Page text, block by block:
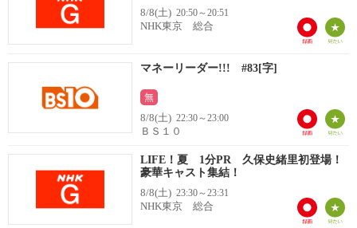
8/8(土) 20:50～20:51
NHK東京 総合
マネーリーダー!!! #83[字]
無
8/8(土) 22:30～23:00
ＢＳ１０
LIFE！夏 1分PR 久保史緒里初登場！
豪華キャスト集結！
8/8(土) 23:30～23:31
NHK東京 総合